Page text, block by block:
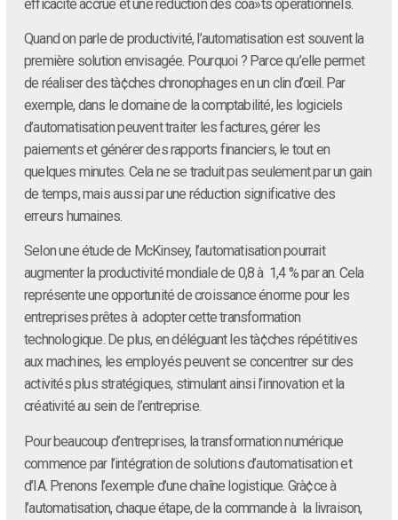
efficacité accrue et une réduction des coà»ts opérationnels.
Quand on parle de productivité, l’automatisation est souvent la
première solution envisagée. Pourquoi ? Parce qu’elle permet
de réaliser des tà¢ches chronophages en un clin d’œil. Par
exemple, dans le domaine de la comptabilité, les logiciels
d’automatisation peuvent traiter les factures, gérer les
paiements et générer des rapports financiers, le tout en
quelques minutes. Cela ne se traduit pas seulement par un gain
de temps, mais aussi par une réduction significative des
erreurs humaines.
Selon une étude de McKinsey, l’automatisation pourrait
augmenter la productivité mondiale de 0,8 à 1,4 % par an. Cela
représente une opportunité de croissance énorme pour les
entreprises prêtes à adopter cette transformation
technologique. De plus, en déléguant les tà¢ches répétitives
aux machines, les employés peuvent se concentrer sur des
activités plus stratégiques, stimulant ainsi l’innovation et la
créativité au sein de l’entreprise.
Pour beaucoup d’entreprises, la transformation numérique
commence par l’intégration de solutions d’automatisation et
d’IA. Prenons l’exemple d’une chaîne logistique. Grà¢ce à
l’automatisation, chaque étape, de la commande à la livraison,